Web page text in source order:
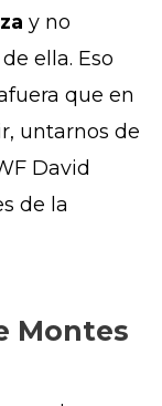
y no
ella. Eso
que en
untarnos de
David
de la
Montes